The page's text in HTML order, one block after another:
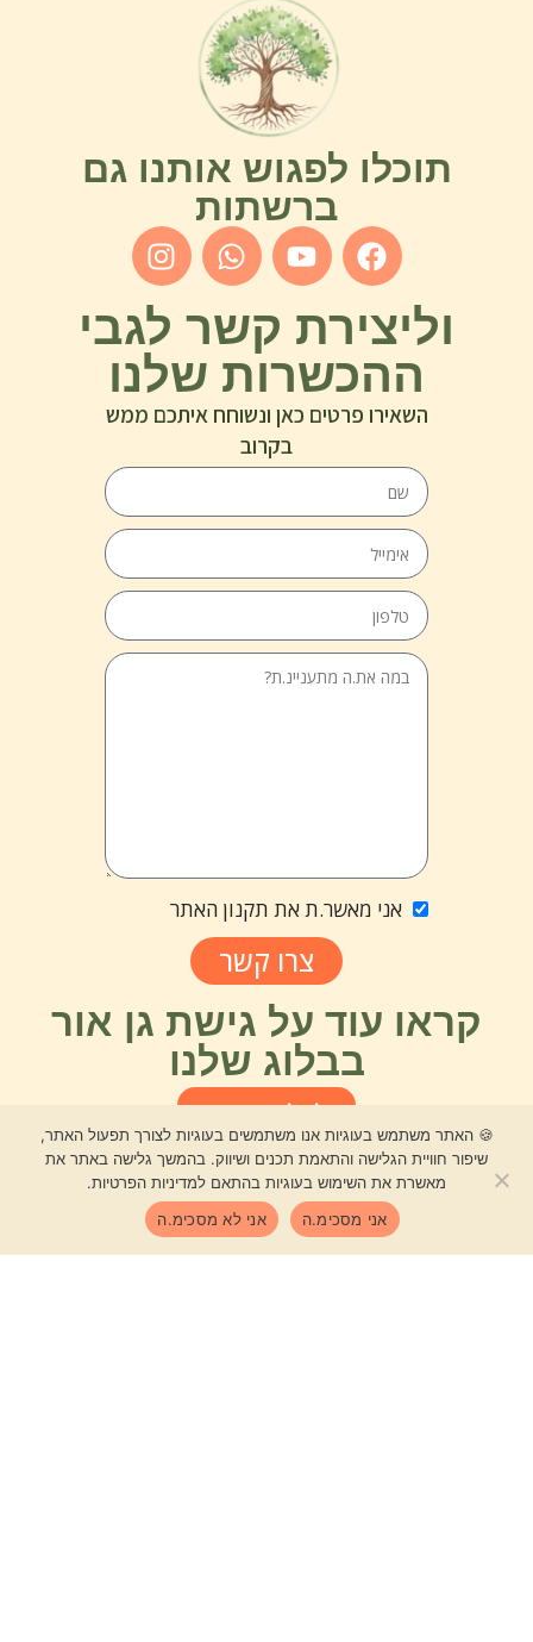
תוכלו לפגוש אותנו גם
ברשתות
וליצירת קשר לגבי
ההכשרות שלנו
השאירו פרטים כאן ונשוחח איתכם ממש
בקרוב
אני מאשר.ת את תקנון האתר
צרו קשר
קראו עוד על גישת גן אור
בבלוג שלנו
לבלוג גן אור
🍪 האתר משתמש בעוגיות אנו משתמשים בעוגיות לצורך תפעול האתר,
שיפור חוויית הגלישה והתאמת תכנים ושיווק. בהמשך גלישה באתר את
מאשרת את השימוש בעוגיות בהתאם למדיניות הפרטיות.
אני מסכימ.ה
אני לא מסכימ.ה